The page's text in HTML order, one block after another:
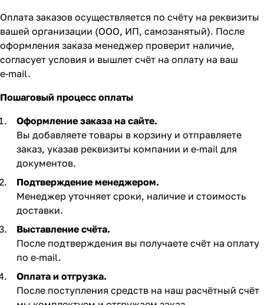
Оплата заказов осуществляется по счёту на реквизиты
вашей организации (ООО, ИП, самозанятый). После
оформления заказа менеджер проверит наличие,
согласует условия и вышлет счёт на оплату на ваш
e‑mail.
Пошаговый процесс оплаты
Оформление заказа на сайте.
Вы добавляете товары в корзину и отправляете
заказ, указав реквизиты компании и e‑mail для
документов.
Подтверждение менеджером.
Менеджер уточняет сроки, наличие и стоимость
доставки.
Выставление счёта.
После подтверждения вы получаете счёт на оплату
по e‑mail. ​
Оплата и отгрузка.
После поступления средств на наш расчётный счёт